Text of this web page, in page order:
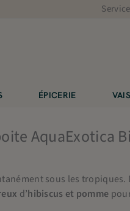
ÉPICERIE
AquaExotica
sous les tropiques.
d’hibiscus et pomme